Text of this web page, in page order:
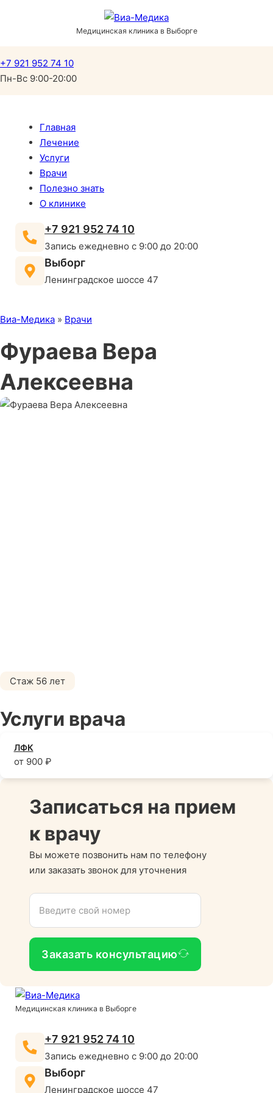
Медицинская клиника в Выборге
+7 921 952 74 10
Пн-Вс 9:00-20:00
Главная
Лечение
Услуги
Врачи
Полезно знать
О клинике
+7 921 952 74 10
Запись ежедневно с 9:00 до 20:00
Выборг
Ленинградское шоссе 47
Виа-Медика » Врачи
Фураева Вера
Алексеевна
Стаж 56 лет
Услуги врача
ЛФК
от 900 ₽
Записаться на прием
к врачу
Вы можете позвонить нам по телефону
или заказать звонок для уточнения
Заказать консультацию
Медицинская клиника в Выборге
+7 921 952 74 10
Запись ежедневно с 9:00 до 20:00
Выборг
Ленинградское шоссе 47